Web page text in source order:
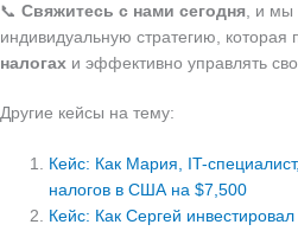
📞 Свяжитесь с нами сегодня , и
индивидуальную стратегию, которая
налогах и эффективно управлять
Другие кейсы на тему:
Кейс: Как Мария, IT-
налогов в США на $7,500
Кейс: Как Сергей